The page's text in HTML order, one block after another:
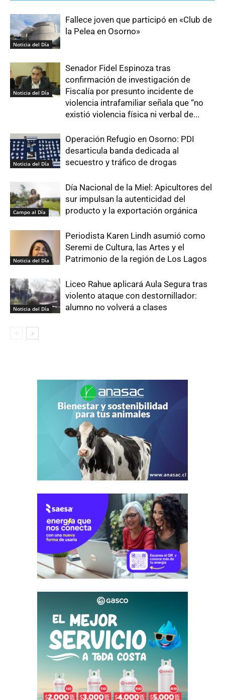
Noticia del Día
Fallece joven que participó en «Club de
la Pelea en Osorno»
Noticia del Día
Senador Fidel Espinoza tras
confirmación de investigación de
Fiscalía por presunto incidente de
violencia intrafamiliar señala que “no
existió violencia física ni verbal de...
Noticia del Día
Operación Refugio en Osorno: PDI
desarticula banda dedicada al
secuestro y tráfico de drogas
Campo al Día
Día Nacional de la Miel: Apicultores del
sur impulsan la autenticidad del
producto y la exportación orgánica
Noticia del Día
Periodista Karen Lindh asumió como
Seremi de Cultura, las Artes y el
Patrimonio de la región de Los Lagos
Noticia del Día
Liceo Rahue aplicará Aula Segura tras
violento ataque con destornillador:
alumno no volverá a clases